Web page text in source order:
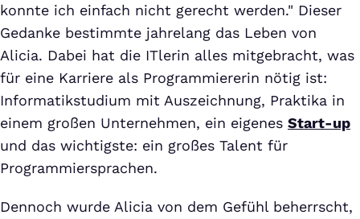
konnte ich einfach nicht gerecht werden." Dieser
Gedanke bestimmte jahrelang das Leben von
Alicia. Dabei hat die ITlerin alles mitgebracht, was
für eine Karriere als Programmiererin nötig ist:
Informatikstudium mit Auszeichnung, Praktika in
einem großen Unternehmen, ein eigenes Start-up
und das wichtigste: ein großes Talent für
Programmiersprachen.
Dennoch wurde Alicia von dem Gefühl beherrscht,